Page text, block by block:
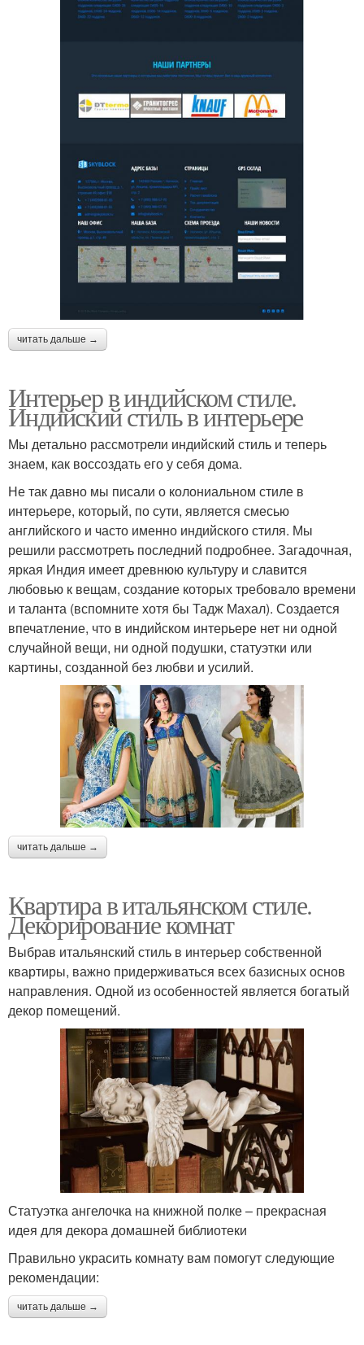
читать дальше →
Интерьер в индийском стиле.
Индийский стиль в интерьере
Мы детально рассмотрели индийский стиль и теперь
знаем, как воссоздать его у себя дома.
Не так давно мы писали о колониальном стиле в
интерьере, который, по сути, является смесью
английского и часто именно индийского стиля. Мы
решили рассмотреть последний подробнее. Загадочная,
яркая Индия имеет древнюю культуру и славится
любовью к вещам, создание которых требовало времени
и таланта (вспомните хотя бы Тадж Махал). Создается
впечатление, что в индийском интерьере нет ни одной
случайной вещи, ни одной подушки, статуэтки или
картины, созданной без любви и усилий.
читать дальше →
Квартира в итальянском стиле.
Декорирование комнат
Выбрав итальянский стиль в интерьер собственной
квартиры, важно придерживаться всех базисных основ
направления. Одной из особенностей является богатый
декор помещений.
Статуэтка ангелочка на книжной полке – прекрасная
идея для декора домашней библиотеки
Правильно украсить комнату вам помогут следующие
рекомендации:
читать дальше →